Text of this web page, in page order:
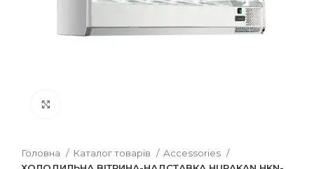
Головна Каталог товарів
Accessories